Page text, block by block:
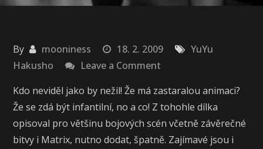
By mooniness 18. 2. 2009
YuYu
Hakusho
Leave a Comment
Hakusho
Kdo neviděl jako by nežil! Že má zastaralou animaci?
Že se zdá být infantilní, no a co! Z tohohle dílka
opisoval pro většinu bojových scén včetně závěrečné
bitvy i Matrix, nutno dodat, špatně. Zajímavé jsou i